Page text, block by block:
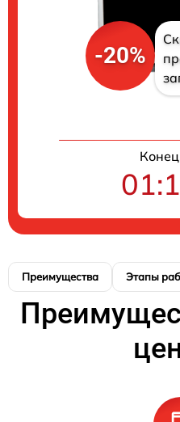
-20%
Преимущества Этапы